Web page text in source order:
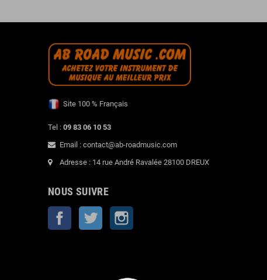
Site 100 % Français
Tel : 09 83 06 10 53
Email : contact@ab-roadmusic.com
Adresse : 14 rue André Ravalée 28100 DREUX
NOUS SUIVRE
Facebook Twitter